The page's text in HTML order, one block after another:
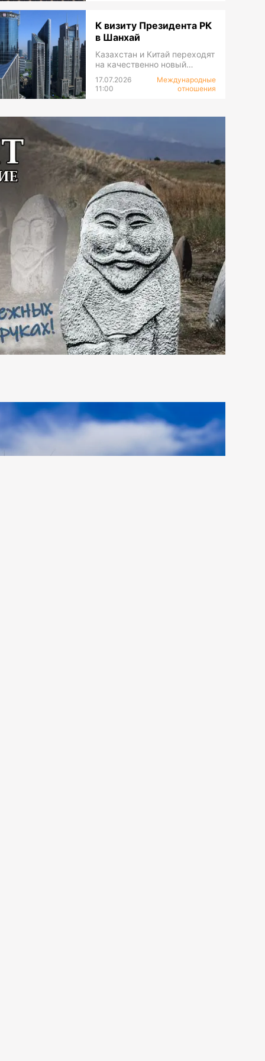
К визиту Президента РК
в Шанхай
Казахстан и Китай переходят
на качественно новый
17.07.2026
11:00
Международные
отношения